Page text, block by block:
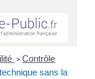
> Contrôle
sans la